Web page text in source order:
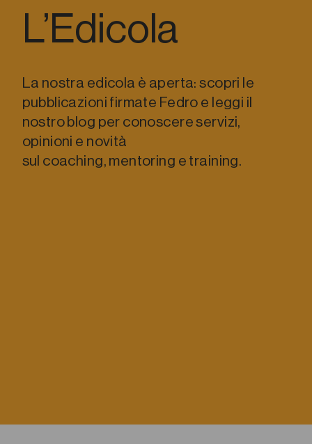
L’Edicola
La nostra edicola è aperta: scopri le
pubblicazioni firmate Fedro e leggi il
nostro blog per conoscere servizi,
opinioni e novità
sul coaching, mentoring e training.